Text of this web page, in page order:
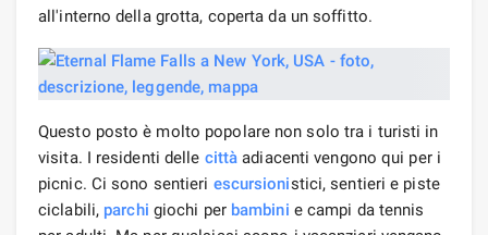
all'interno della grotta, coperta da un soffitto.
Questo posto è molto popolare non solo tra i turisti in
visita. I residenti delle città adiacenti vengono qui per i
picnic. Ci sono sentieri escursionistici, sentieri e piste
ciclabili, parchi giochi per bambini e campi da tennis